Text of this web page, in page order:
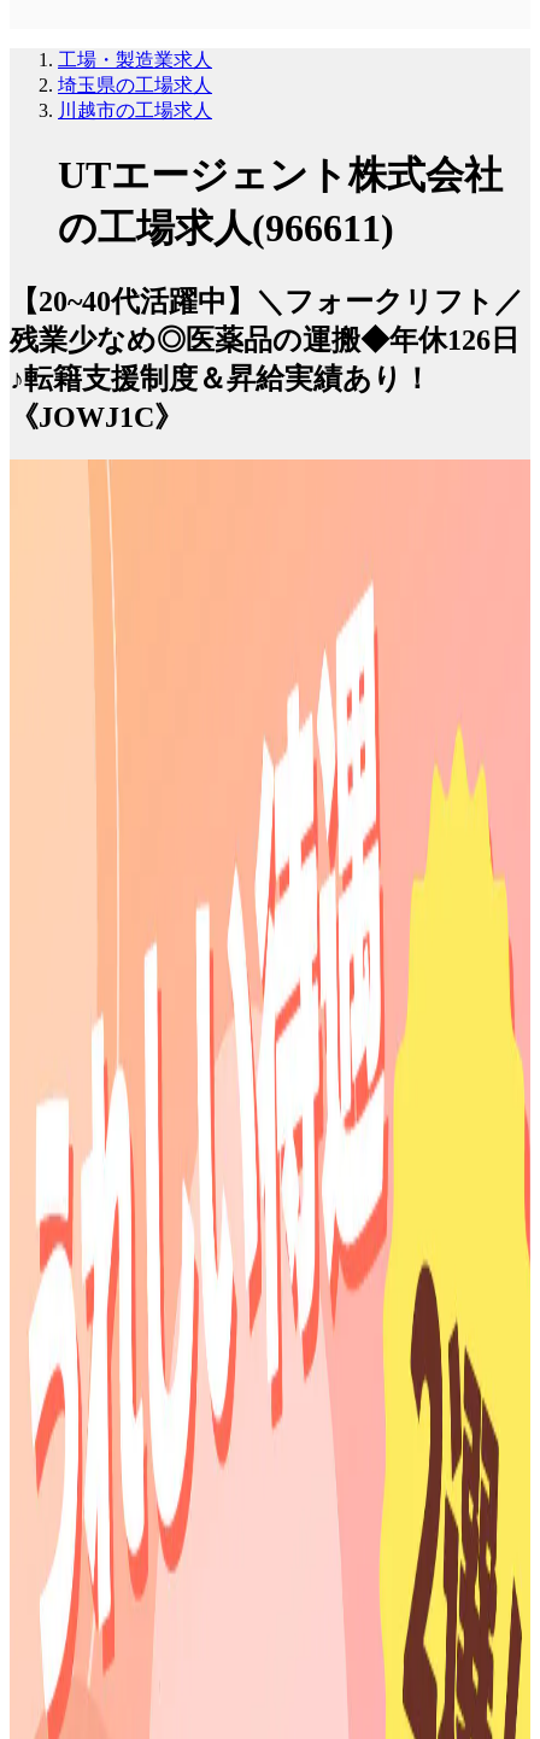
工場・製造業求人
埼玉県の工場求人
川越市の工場求人
UTエージェント株式会社
の工場求人(966611)
【20~40代活躍中】＼フォークリフト／
残業少なめ◎医薬品の運搬◆年休126日
♪転籍支援制度＆昇給実績あり！
《JOWJ1C》